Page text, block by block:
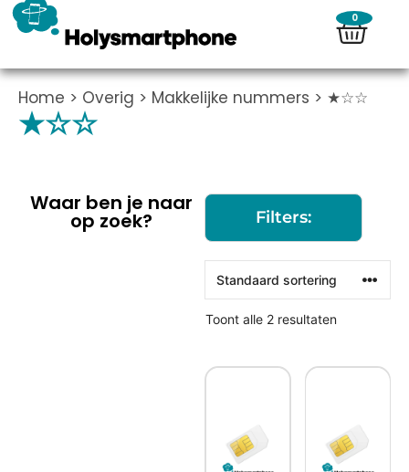
0
Home > Overig > Makkelijke nummers > ★☆☆
★☆☆
Waar ben je naar
op zoek? Filters:
Toont alle 2 resultaten